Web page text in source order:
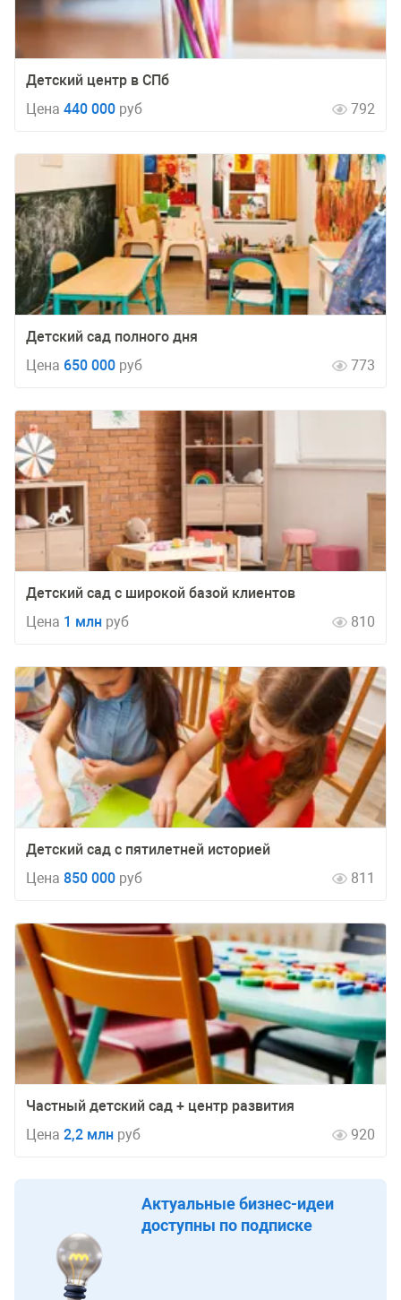
Детский центр в СПб
Цена 440 000 руб 792
Детский сад полного дня
Цена 650 000 руб 773
Детский сад с широкой базой клиентов
Цена 1 млн руб 810
Детский сад с пятилетней историей
Цена 850 000 руб 811
Частный детский сад + центр развития
Цена 2,2 млн руб 920
Актуальные бизнес-идеи
доступны по подписке